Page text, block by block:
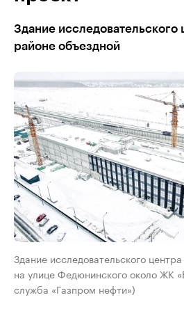
Здание исследовательского
районе объездной
Здание исследовательского
на улице Федюнинского около ЖК
служба «Газпром нефти»)